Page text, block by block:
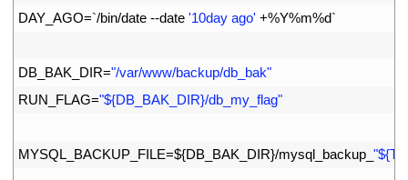
DAY_AGO=`/bin/date --date '10day ago' +%Y%m%d`
DB_BAK_DIR="/var/www/backup/db_bak"
RUN_FLAG="${DB_BAK_DIR}/db_my_flag"
MYSQL_BACKUP_FILE=${DB_BAK_DIR}/mysql_backup